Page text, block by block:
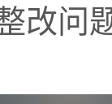
改问